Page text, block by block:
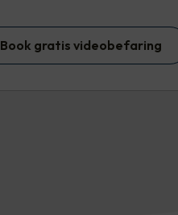
Book gratis videobefaring